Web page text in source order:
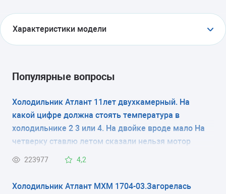
Характеристики модели
холодильник с морозильником
электромеханическое
КОЛИЧЕСТВО КАМЕР
2
РАЗМЕРЫ (ШXГXВ)
Популярные вопросы
Холодильник Атлант 11лет двухкамерный. На
какой цифре должна стоять температура в
холодильнике 2 3 или 4. На двойке вроде мало На
четверку ставлю летом сказали нельзя мотор
испортится
223977 4,2
Холодильник Атлант МХМ 1704-03.Загорелась